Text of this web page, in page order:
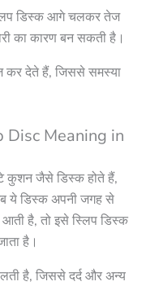
डिस्क आगे चलकर तेज
का कारण बन सकती है।
कर देते हैं, जिससे समस्या
Disc Meaning in
कुशन जैसे डिस्क होते हैं,
ये डिस्क अपनी जगह से
है, तो इसे स्लिप डिस्क
है।
है, जिससे दर्द और अन्य